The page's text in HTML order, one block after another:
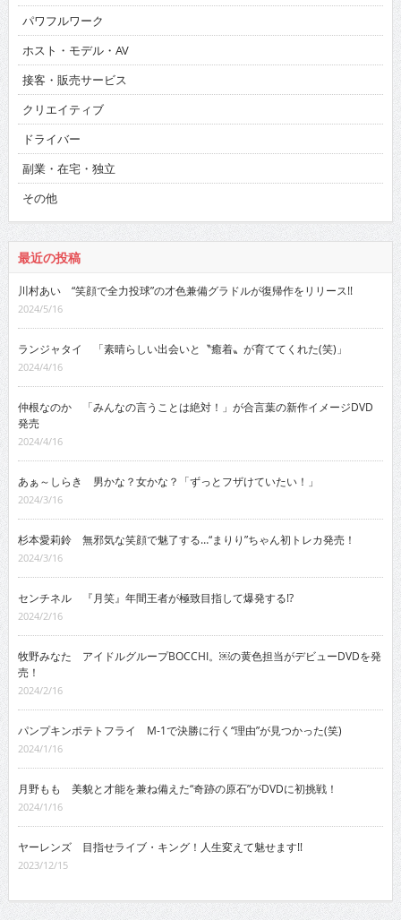
パワフルワーク
ホスト・モデル・AV
接客・販売サービス
クリエイティブ
ドライバー
副業・在宅・独立
その他
最近の投稿
川村あい “笑顔で全力投球”の才色兼備グラドルが復帰作をリリース!!
2024/5/16
ランジャタイ 「素晴らしい出会いと〝癒着〟が育ててくれた(笑)」
2024/4/16
仲根なのか 「みんなの言うことは絶対！」が合言葉の新作イメージDVD
発売
2024/4/16
あぁ～しらき 男かな？女かな？「ずっとフザけていたい！」
2024/3/16
杉本愛莉鈴 無邪気な笑顔で魅了する…“まりり”ちゃん初トレカ発売！
2024/3/16
センチネル 『月笑』年間王者が極致目指して爆発する!?
2024/2/16
牧野みなた アイドルグループBOCCHI。￼の黄色担当がデビューDVDを発
売！
2024/2/16
パンプキンポテトフライ M-1で決勝に行く“理由”が見つかった(笑)
2024/1/16
月野もも 美貌と才能を兼ね備えた“奇跡の原石”がDVDに初挑戦！
2024/1/16
ヤーレンズ 目指せライブ・キング！人生変えて魅せます!!
2023/12/15